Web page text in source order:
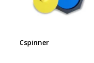
Cspinner